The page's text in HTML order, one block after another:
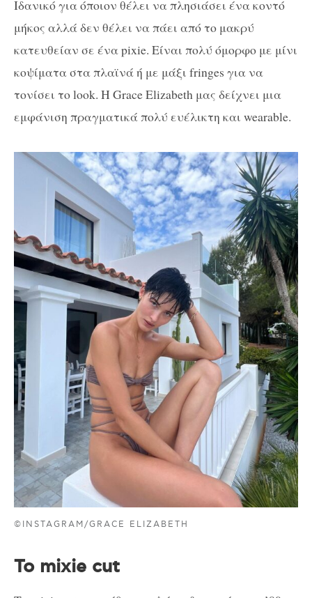
Ιδανικό για όποιον θέλει να πλησιάσει ένα κοντό
μήκος αλλά δεν θέλει να πάει από το μακρύ
κατευθείαν σε ένα pixie. Είναι πολύ όμορφο με μίνι
κοψίματα στα πλαϊνά ή με μάξι fringes για να
τονίσει το look. Η Grace Elizabeth μας δείχνει μια
εμφάνιση πραγματικά πολύ ευέλικτη και wearable.
©INSTAGRAM/GRACE ELIZABETH
To mixie cut